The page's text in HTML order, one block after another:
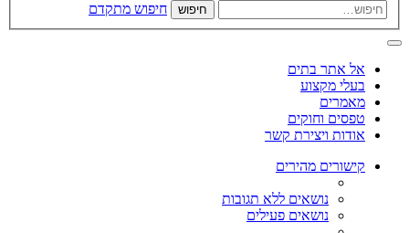
חיפוש חיפוש מתקדם
אל אתר בתים
בעלי מקצוע
מאמרים
טפסים וחוקים
אודות ויצירת קשר
קישורים מהירים
נושאים ללא תגובות
נושאים פעילים